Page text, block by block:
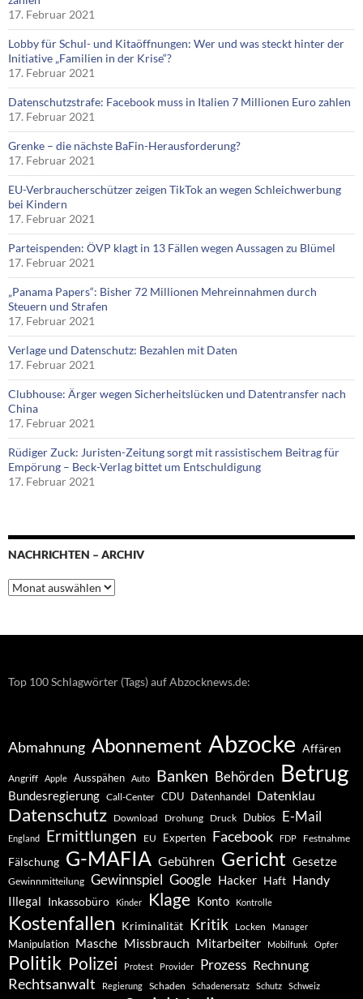
17. Februar 2021
Lobby für Schul- und Kitaöffnungen: Wer und was steckt hinter der
Initiative „Familien in der Krise“?
17. Februar 2021
Datenschutzstrafe: Facebook muss in Italien 7 Millionen Euro zahlen
17. Februar 2021
Grenke – die nächste BaFin-Herausforderung?
17. Februar 2021
EU-Verbraucherschützer zeigen TikTok an wegen Schleichwerbung
bei Kindern
17. Februar 2021
Parteispenden: ÖVP klagt in 13 Fällen wegen Aussagen zu Blümel
17. Februar 2021
„Panama Papers“: Bisher 72 Millionen Mehreinnahmen durch
Steuern und Strafen
17. Februar 2021
Verlage und Datenschutz: Bezahlen mit Daten
17. Februar 2021
Clubhouse: Ärger wegen Sicherheitslücken und Datentransfer nach
China
17. Februar 2021
Rüdiger Zuck: Juristen-Zeitung sorgt mit rassistischem Beitrag für
Empörung – Beck-Verlag bittet um Entschuldigung
17. Februar 2021
NACHRICHTEN – ARCHIV
Nachrichten
–
Top 100 Schlagwörter (Tags) auf Abzocknews.de:
Abmahnung Abonnement Abzocke Affären
Angriff Apple Ausspähen Auto Banken Behörden Betrug
Bundesregierung Call-Center CDU Datenhandel Datenklau
Datenschutz Download Drohung Druck Dubios E-Mail
England Ermittlungen EU Experten Facebook FDP Festnahme
Fälschung G-MAFIA Gebühren Gericht Gesetze
Gewinnmitteilung Gewinnspiel Google Hacker Haft Handy
Illegal Inkassobüro Kinder Klage Konto Kontrolle
Kostenfallen Kriminalität Kritik Locken Manager
Manipulation Masche Missbrauch Mitarbeiter Mobilfunk Opfer
Politik Polizei Protest Provider Prozess Rechnung
Rechtsanwalt Regierung Schaden Schadenersatz Schutz Schweiz